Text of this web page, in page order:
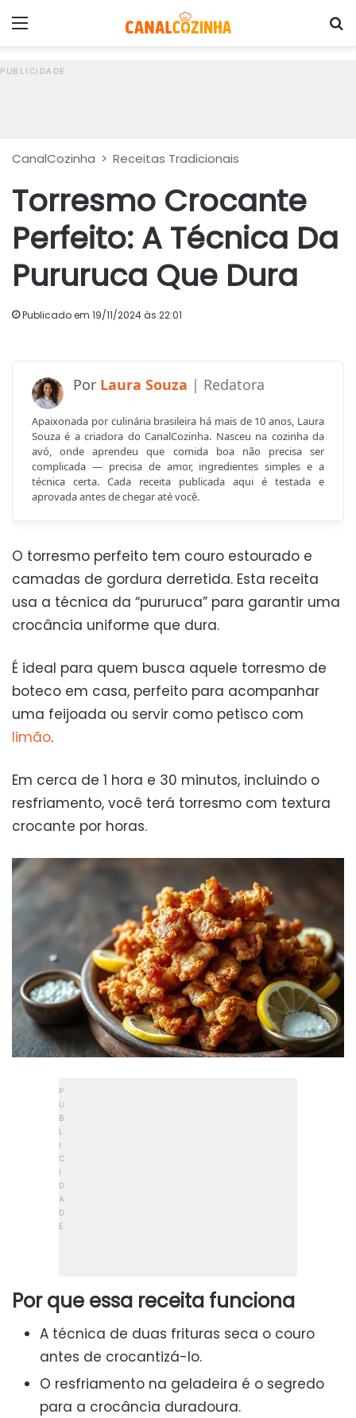
Menu
CanalCozinha > Receitas Tradicionais
Torresmo Crocante
Perfeito: A Técnica Da
Pururuca Que Dura
Publicado em 19/11/2024 às 22:01
Laura Souza
Apaixonada por culinária brasileira há mais de 10 anos, Laura
Souza é a criadora do CanalCozinha. Nasceu na cozinha da
avó, onde aprendeu que comida boa não precisa ser
complicada — precisa de amor, ingredientes simples e a
técnica certa. Cada receita publicada aqui é testada e
aprovada antes de chegar até você.
O torresmo perfeito tem couro estourado e
camadas de gordura derretida. Esta receita
usa a técnica da “pururuca” para garantir uma
crocância uniforme que dura.
É ideal para quem busca aquele torresmo de
boteco em casa, perfeito para acompanhar
uma feijoada ou servir como petisco com
limão.
Em cerca de 1 hora e 30 minutos, incluindo o
resfriamento, você terá torresmo com textura
crocante por horas.
Por que essa receita funciona
A técnica de duas frituras seca o couro
antes de crocantizá-lo.
O resfriamento na geladeira é o segredo
para a crocância duradoura.